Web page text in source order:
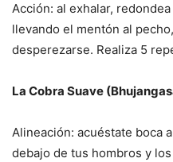
Acción: al exhalar,
llevando el mentón al
desperezarse. Realiza 5
La Cobra Suave
Alineación: acuéstate boca
debajo de tus hombros y